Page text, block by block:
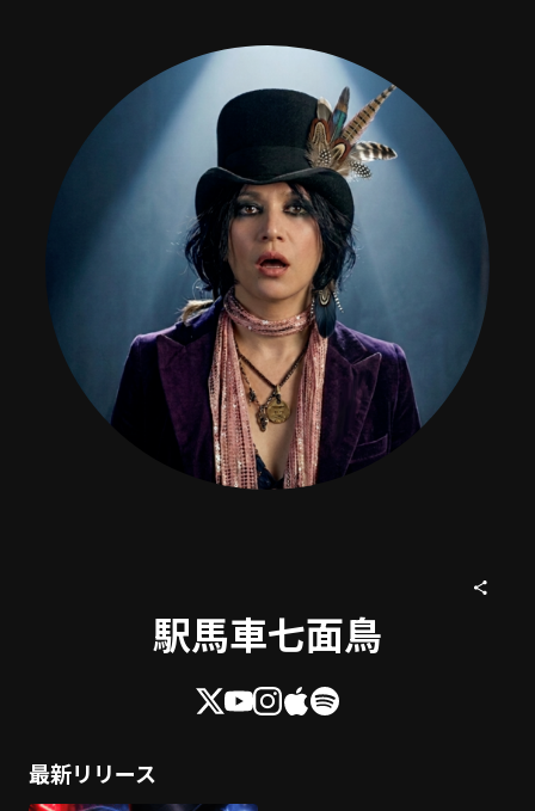
駅馬車七面鳥
最新リリース